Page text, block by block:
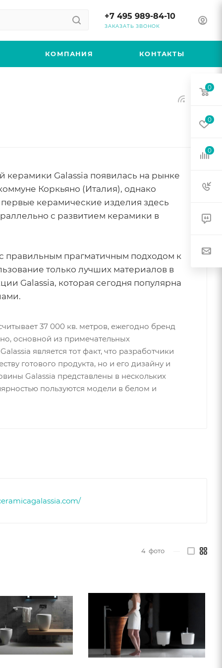
+7 495 989-84-10
ЗАКАЗАТЬ ЗВОНОК
КОМПАНИЯ КОНТАКТЫ
керамики Galassia появилась на рынке
Коркьяно (Италия), однако
первые керамические изделия здесь
с развитием керамики в
прагматичным подходом к
только лучших материалов в
Galassia, которая сегодня популярна
37 000 кв. метров, ежегодно бренд
основной из примечательных
является тот факт, что разработчики
готового продукта, но и его дизайну и
Galassia представлены в нескольких
пользуются модели в белом и
4 фото
0
0
0